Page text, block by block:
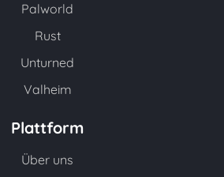
Palworld
Rust
Unturned
Valheim
Plattform
Über uns